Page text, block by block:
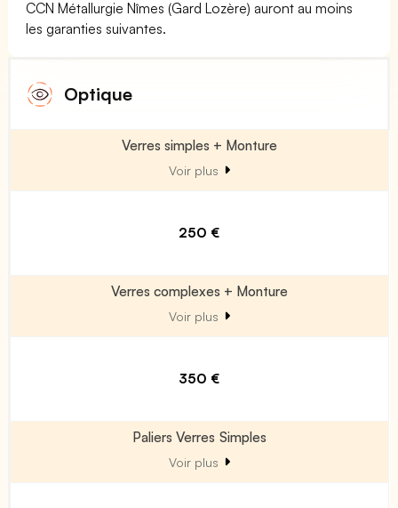
CCN Métallurgie Nîmes (Gard Lozère) auront au moins
les garanties suivantes.
Optique
Verres simples + Monture
Voir plus
250 €
Verres complexes + Monture
Voir plus
350 €
Paliers Verres Simples
Voir plus